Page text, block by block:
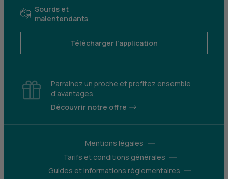
Sourds et
malentendants
Télécharger l'application
Parrainez un proche et profitez ensemble
d’avantages
Découvrir notre offre
Mentions légales
Tarifs et conditions générales
Guides et informations réglementaires